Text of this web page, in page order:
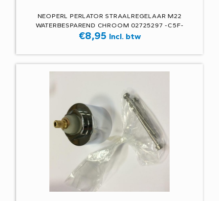
NEOPERL PERLATOR STRAALREGELAAR M22
WATERBESPAREND CHROOM 02725297 -C5F-
€8,95 Incl. btw